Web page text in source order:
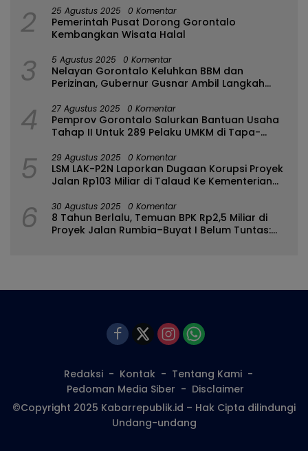
2 25 Agustus 2025 0 Komentar
Pemerintah Pusat Dorong Gorontalo
Kembangkan Wisata Halal
3 5 Agustus 2025 0 Komentar
Nelayan Gorontalo Keluhkan BBM dan
Perizinan, Gubernur Gusnar Ambil Langkah
4 27 Agustus 2025 0 Komentar
Pemprov Gorontalo Salurkan Bantuan Usaha
Tahap II Untuk 289 Pelaku UMKM di Tapa-
5 29 Agustus 2025 0 Komentar
LSM LAK-P2N Laporkan Dugaan Korupsi Proyek
Jalan Rp103 Miliar di Talaud Ke Kementerian
6 30 Agustus 2025 0 Komentar
8 Tahun Berlalu, Temuan BPK Rp2,5 Miliar di
Proyek Jalan Rumbia–Buyat I Belum Tuntas:
Redaksi Kontak
Tentang Kami
Pedoman Media Siber
Disclaimer
©Copyright 2025 Kabarrepublik.id – Hak Cipta dilindungi
Undang-undang